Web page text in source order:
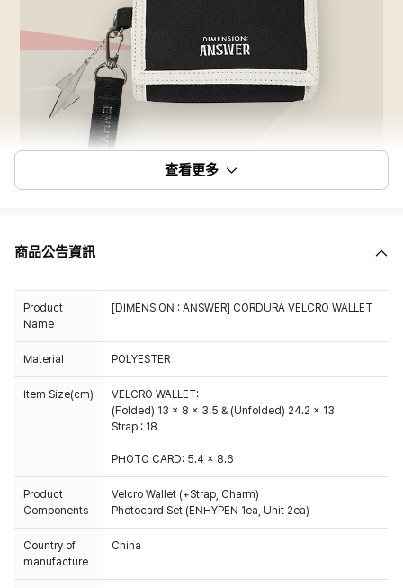
查看更多
商品公告資訊
Product
Name
[DIMENSION : ANSWER] CORDURA VELCRO WALLET
Material POLYESTER
Item Size(cm)
VELCRO WALLET:
(Folded) 13 x 8 x 3.5 & (Unfolded) 24.2 x 13
Strap : 18
PHOTO CARD: 5.4 x 8.6
Product
Components
Velcro Wallet (+Strap, Charm)
Photocard Set (ENHYPEN 1ea, Unit 2ea)
Country of
manufacture
China